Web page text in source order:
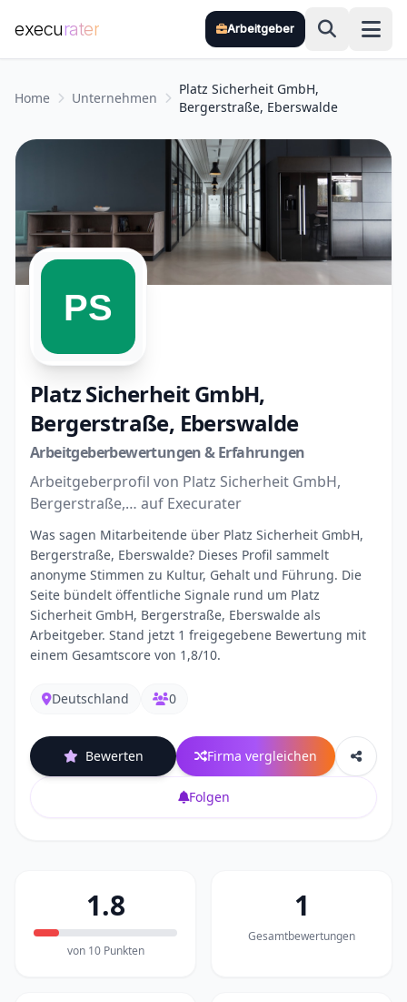
execurater Arbeitgeber
Home Unternehmen
Platz Sicherheit GmbH,
Bergerstraße, Eberswalde
Platz Sicherheit GmbH,
Bergerstraße, Eberswalde
Arbeitgeberbewertungen & Erfahrungen
Arbeitgeberprofil von Platz Sicherheit GmbH,
Bergerstraße,… auf Execurater
Was sagen Mitarbeitende über Platz Sicherheit GmbH,
Bergerstraße, Eberswalde? Dieses Profil sammelt
anonyme Stimmen zu Kultur, Gehalt und Führung. Die
Seite bündelt öffentliche Signale rund um Platz
Sicherheit GmbH, Bergerstraße, Eberswalde als
Arbeitgeber. Stand jetzt 1 freigegebene Bewertung mit
einem Gesamtscore von 1,8/10.
Deutschland 0
Bewerten Firma vergleichen
Folgen
1.8
von 10 Punkten
1
Gesamtbewertungen